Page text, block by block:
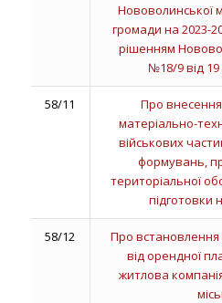
Нововолинської
громади на 2023-
рішенням
№18/9 від 19
58/11
Про
матеріально-
військових
формувань,
територіальної
підготовки
58/12
Про
від орендної
житлова